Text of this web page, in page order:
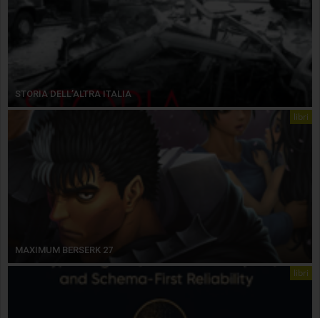
STORIA DELL’ALTRA ITALIA
libri
MAXIMUM BERSERK 27
libri